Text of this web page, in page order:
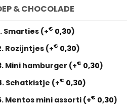
& CHOCOLADE
Smarties(+€ 0,30)
Rozijntjes (+€ 0,30)
Mini hamburger (+€ 0,30)
Schatkistje (+€ 0,30)
Mentos mini assorti (+€ 0,30)